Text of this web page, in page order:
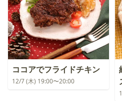
ココアでフライドチキン
12/7 (木) 19:00〜20:00